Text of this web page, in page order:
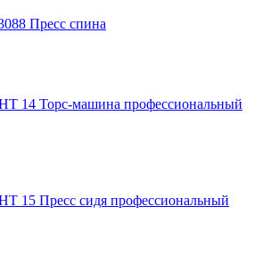
Пресс спина
14 Торс-машина профессиональный
15 Пресс сидя профессиональный